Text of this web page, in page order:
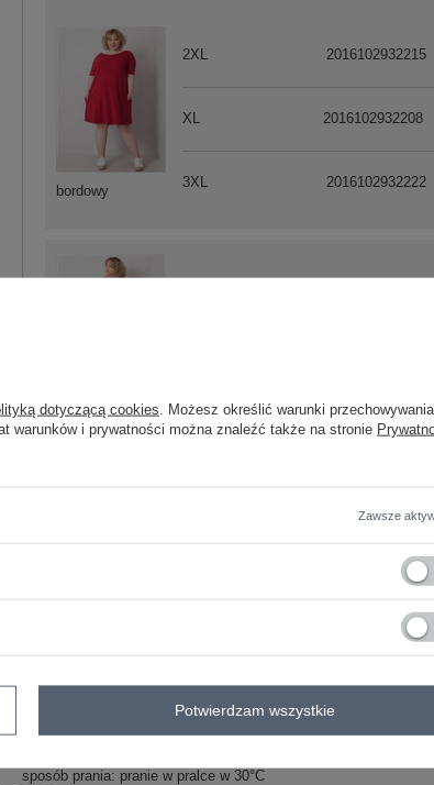
bordowy
2XL 2016102932215
XL 2016102932208
3XL 2016102932222
ciemny różowy
ZALOGUJ SIĘ I
Czerwona sukienka basic plus size z krótkim rękawem Bellamy .
dodatki: kieszenie
sposób prania: pranie w pralce w 30°C
dotyczącą cookies . Możesz określić warunki
warunków i prywatności można znaleźć także na stronie
Zawsze
Potwierdzam wszystkie